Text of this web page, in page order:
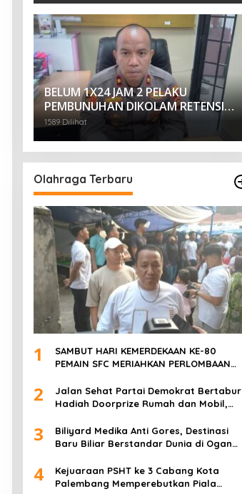
BELUM 1X24 JAM 2 PELAKU
PEMBUNUHAN DIKOLAM RETENSI
BELAKANG DPRD KOTA
PALEMBANG TELAH DIRINGKUS
ANGGOTA POLSEK SU 1
PALEMBANG.
1589 Dilihat
Olahraga Terbaru
1
SAMBUT HARI KEMERDEKAAN KE-80
PEMAIN SFC MERIAHKAN PERLOMBAAN
2
Jalan Sehat Partai Demokrat Bertabur
Hadiah Doorprize Rumah dan Mobil,
3
Biliyard Medika Anti Gores, Destinasi
Baru Biliar Berstandar Dunia di Ogan
4
Kejuaraan PSHT ke 3 Cabang Kota
Palembang Memperebutkan Piala